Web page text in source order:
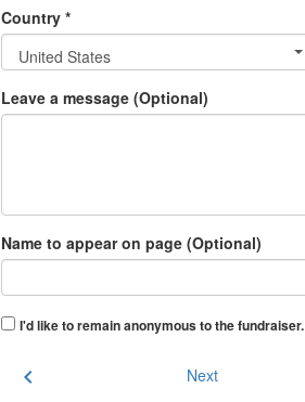
Country *
United States
Leave a message (Optional)
Name to appear on page (Optional)
I'd like to remain anonymous to the fundraiser.
chevron_left Next